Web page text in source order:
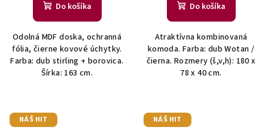
Do košíka
Odolná MDF doska, ochranná
fólia, čierne kovové úchytky.
Farba: dub stirling + borovica.
Šírka: 163 cm.
Do košíka
Atraktívna kombinovaná
komoda. Farba: dub Wotan /
čierna. Rozmery (š,v,h): 180 x
78 x 40 cm.
NÁŠ HIT NÁŠ HIT